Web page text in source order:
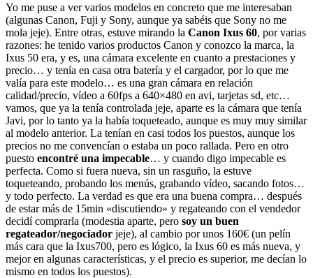
Yo me puse a ver varios modelos en concreto que me interesaban
(algunas Canon, Fuji y Sony, aunque ya sabéis que Sony no me
mola jeje). Entre otras, estuve mirando la Canon Ixus 60, por varias
razones: he tenido varios productos Canon y conozco la marca, la
Ixus 50 era, y es, una cámara excelente en cuanto a prestaciones y
precio… y tenía en casa otra batería y el cargador, por lo que me
valía para este modelo… es una gran cámara en relación
calidad/precio, vídeo a 60fps a 640×480 en avi, tarjetas sd, etc…
vamos, que ya la tenía controlada jeje, aparte es la cámara que tenía
Javi, por lo tanto ya la había toqueteado, aunque es muy muy similar
al modelo anterior. La tenían en casi todos los puestos, aunque los
precios no me convencían o estaba un poco rallada. Pero en otro
puesto encontré una impecable… y cuando digo impecable es
perfecta. Como si fuera nueva, sin un rasguño, la estuve
toqueteando, probando los menús, grabando vídeo, sacando fotos…
y todo perfecto. La verdad es que era una buena compra… después
de estar más de 15min «discutiendo» y regateando con el vendedor
decidí comprarla (modestia aparte, pero soy un buen
regateador/negociador jeje), al cambio por unos 160€ (un pelín
más cara que la Ixus700, pero es lógico, la Ixus 60 es más nueva, y
mejor en algunas características, y el precio es superior, me decían lo
mismo en todos los puestos).